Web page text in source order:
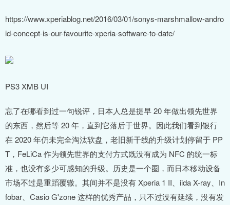
https://www.xperiablog.net/2016/03/01/sonys-marshmallow-andro
id-concept-is-our-favourite-xperia-software-to-date/
PS3 XMB UI
忘了在哪看到过一句锐评，日本人总是提早 20 年做出领先世界
的东西，然后等 20 年，直到它落后于世界。因此我们看到银行
在 2020 年仍未完全淘汰软盘，老旧新干线的升级计划停留于 PP
T，FeLiCa 作为领先世界的支付方式既没有成为 NFC 的统一标
准，也没有多少可感知的升级。历史是一个圈，而日本移动设备
市场不过是重蹈覆辙。其间并不是没有 Xperia 1 II、iida X-ray、In
fobar、Casio G'zone 这样的优秀产品，只不过没有延续，没有发